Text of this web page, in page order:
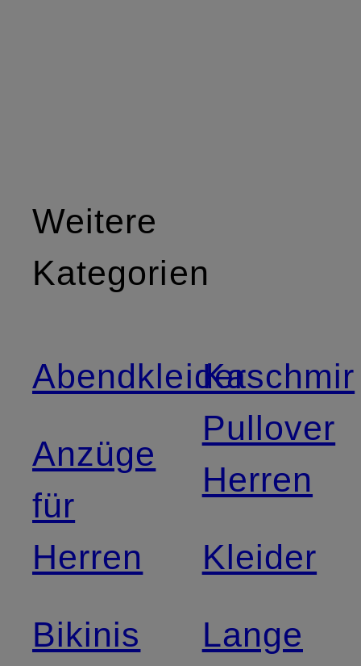
Weitere
Kategorien
Abendkleider
Anzüge
für
Herren
Bikinis
Kaschmir
Pullover
Herren
Kleider
Lange